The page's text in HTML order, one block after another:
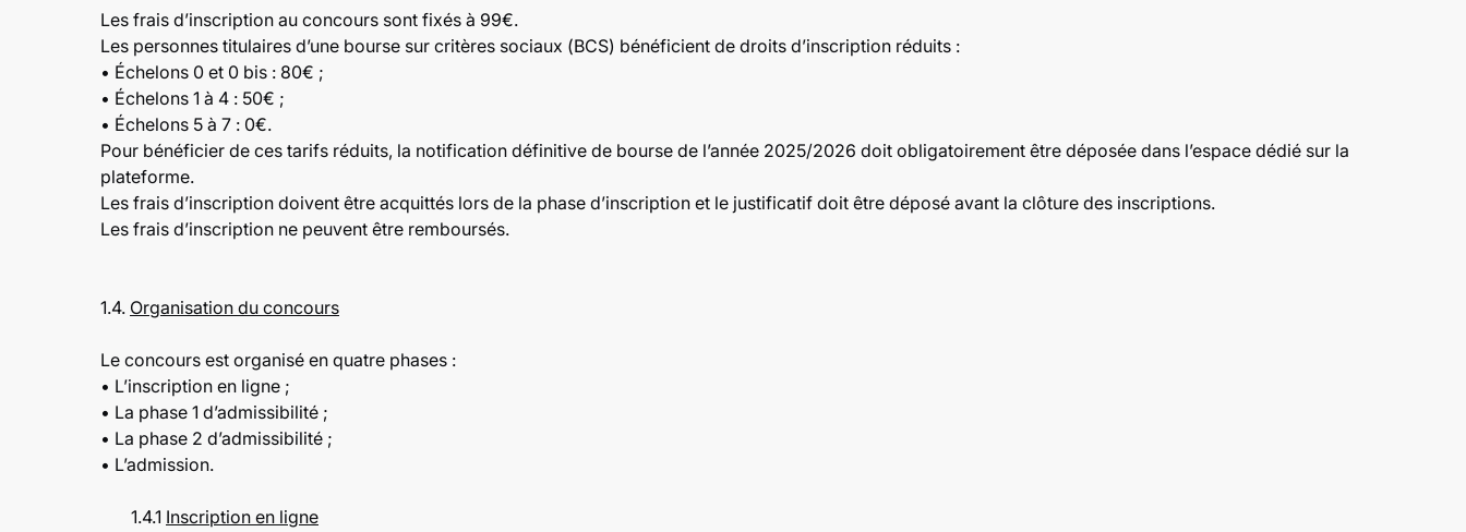
Les frais d’inscription au concours sont fixés à 99€.
Les personnes titulaires d’une bourse sur critères sociaux (BCS) bénéficient de droits d’inscription réduits :
• Échelons 0 et 0 bis : 80€ ;
• Échelons 1 à 4 : 50€ ;
• Échelons 5 à 7 : 0€.
Pour bénéficier de ces tarifs réduits, la notification définitive de bourse de l’année 2025/2026 doit obligatoirement être déposée dans l’espace dédié sur la
plateforme.
Les frais d’inscription doivent être acquittés lors de la phase d’inscription et le justificatif doit être déposé avant la clôture des inscriptions.
Les frais d’inscription ne peuvent être remboursés.
1.4. Organisation du concours
Le concours est organisé en quatre phases :
• L’inscription en ligne ;
• La phase 1 d’admissibilité ;
• La phase 2 d’admissibilité ;
• L’admission.
1.4.1 Inscription en ligne